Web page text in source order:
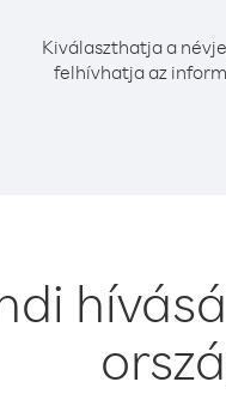
Kiválaszthatja a
felhívhatja az